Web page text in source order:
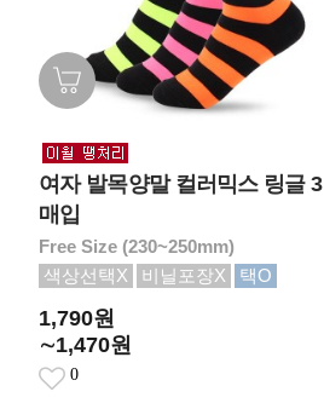
여자 발목양말 컬러믹스 링글 3
매입
Free Size (230~250mm)
색상선택X
비닐포장X 택O
1,790원
∼1,470원
0